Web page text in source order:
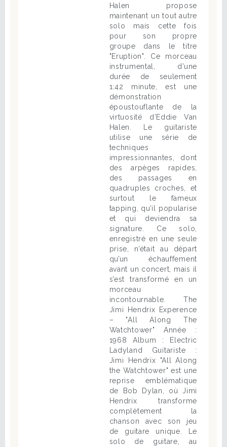
Halen propose
maintenant un tout autre
solo mais cette fois
pour son propre
groupe dans le titre
"Eruption". Ce morceau
instrumental, d’une
durée de seulement
1:42 minute, est une
démonstration
époustouflante de la
virtuosité d’Eddie Van
Halen. Le guitariste
utilise une série de
techniques
impressionnantes, dont
des arpèges rapides,
des passages en
quadruples croches, et
surtout le fameux
tapping, qu’il popularise
et qui deviendra sa
signature. Ce solo,
enregistré en une seule
prise, n’était au départ
qu’un échauffement
avant un concert, mais il
s’est transformé en un
morceau
incontournable. The
Jimi Hendrix Experence
– "All Along The
Watchtower" Année :
1968 Album : Electric
Ladyland Guitariste :
Jimi Hendrix "All Along
the Watchtower" est une
reprise emblématique
de Bob Dylan, où Jimi
Hendrix transforme
complètement la
chanson avec son jeu
de guitare unique. Le
solo de guitare, au